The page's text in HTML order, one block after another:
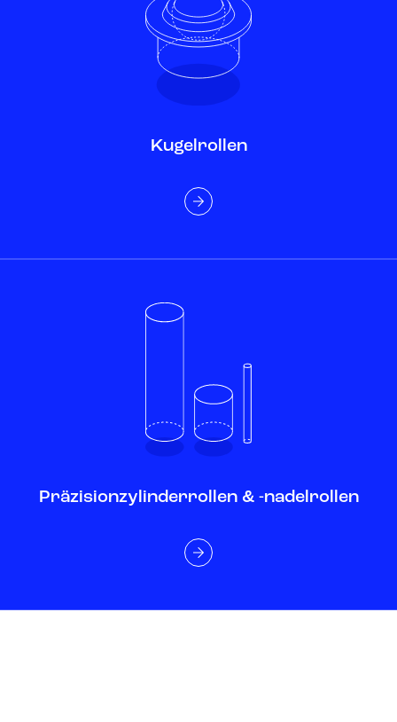
Kugelrollen
Präzisionzylinderrollen & -nadelrollen